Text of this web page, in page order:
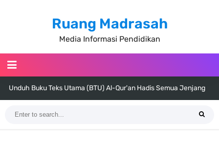
Ruang Madrasah
Media Informasi Pendidikan
Unduh Buku Teks Utama (BTU) Al-Qur'an Hadis Semua Jenjang